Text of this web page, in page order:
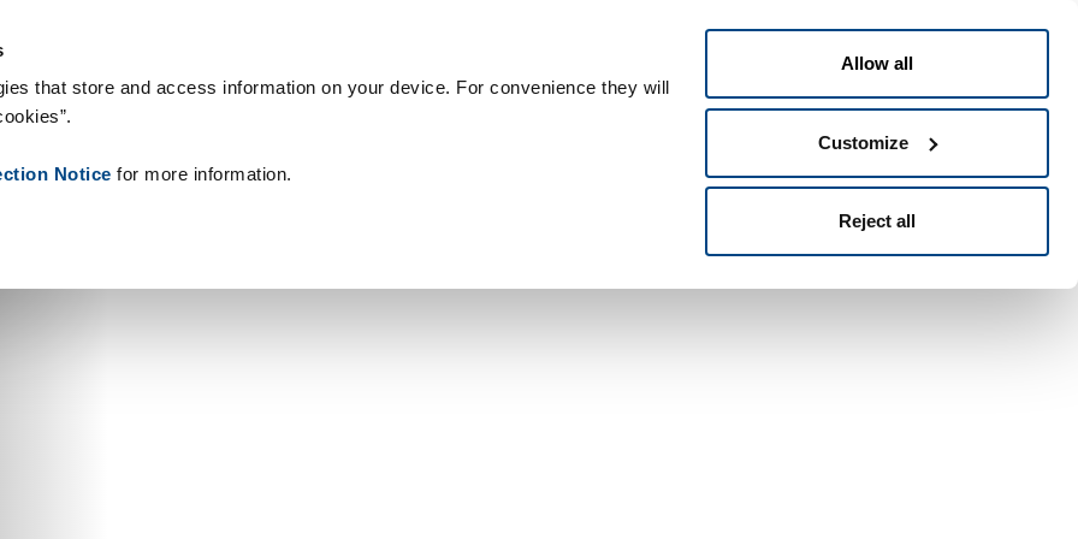
that store and access information on your device. For convenience they will
Notice for more information.
Allow all
Customize
Reject all
eksploatacyjne